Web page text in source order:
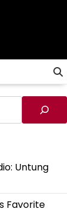
Untung
Favorite